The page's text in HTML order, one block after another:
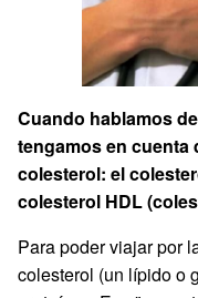
Cuando hablamos
tengamos en cuenta
colesterol: el
colesterol HDL
Para poder viajar por
colesterol (un lípido o